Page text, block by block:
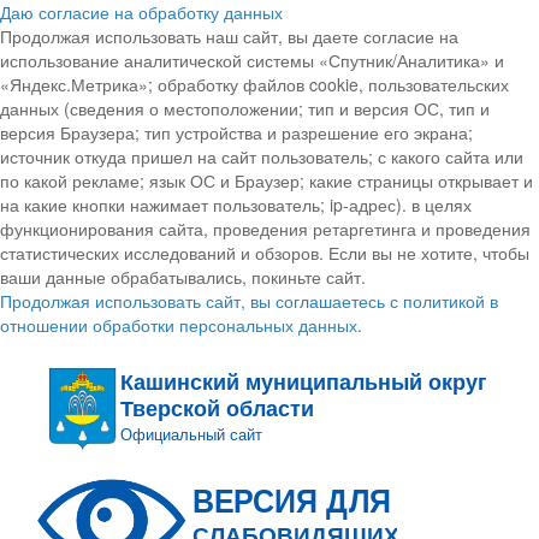
Даю согласие на обработку данных
Продолжая использовать наш сайт, вы даете согласие на
использование аналитической системы «Спутник/Аналитика» и
«Яндекс.Метрика»; обработку файлов cookie, пользовательских
данных (сведения о местоположении; тип и версия ОС, тип и
версия Браузера; тип устройства и разрешение его экрана;
источник откуда пришел на сайт пользователь; с какого сайта или
по какой рекламе; язык ОС и Браузер; какие страницы открывает и
на какие кнопки нажимает пользователь; ip-адрес). в целях
функционирования сайта, проведения ретаргетинга и проведения
статистических исследований и обзоров. Если вы не хотите, чтобы
ваши данные обрабатывались, покиньте сайт.
Продолжая использовать сайт, вы соглашаетесь с политикой в
отношении обработки персональных данных.